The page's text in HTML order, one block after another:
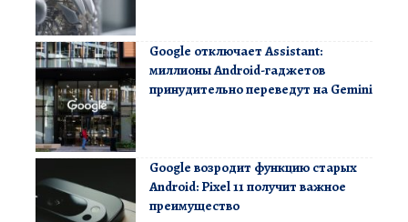
Google отключает Assistant:
миллионы Android-гаджетов
принудительно переведут на Gemini
Google возродит функцию старых
Android: Pixel 11 получит важное
преимущество